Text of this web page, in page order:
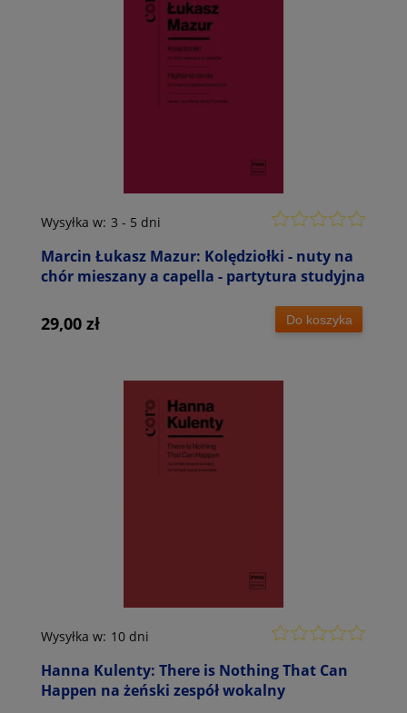
Marcin Łukasz Mazur: Kolędziołki - nuty na
chór mieszany a capella - partytura studyjna
Wysyłka w: 3 - 5 dni
29,00 zł Do koszyka
Hanna Kulenty: There is Nothing That Can
Happen na żeński zespół wokalny
Wysyłka w: 10 dni